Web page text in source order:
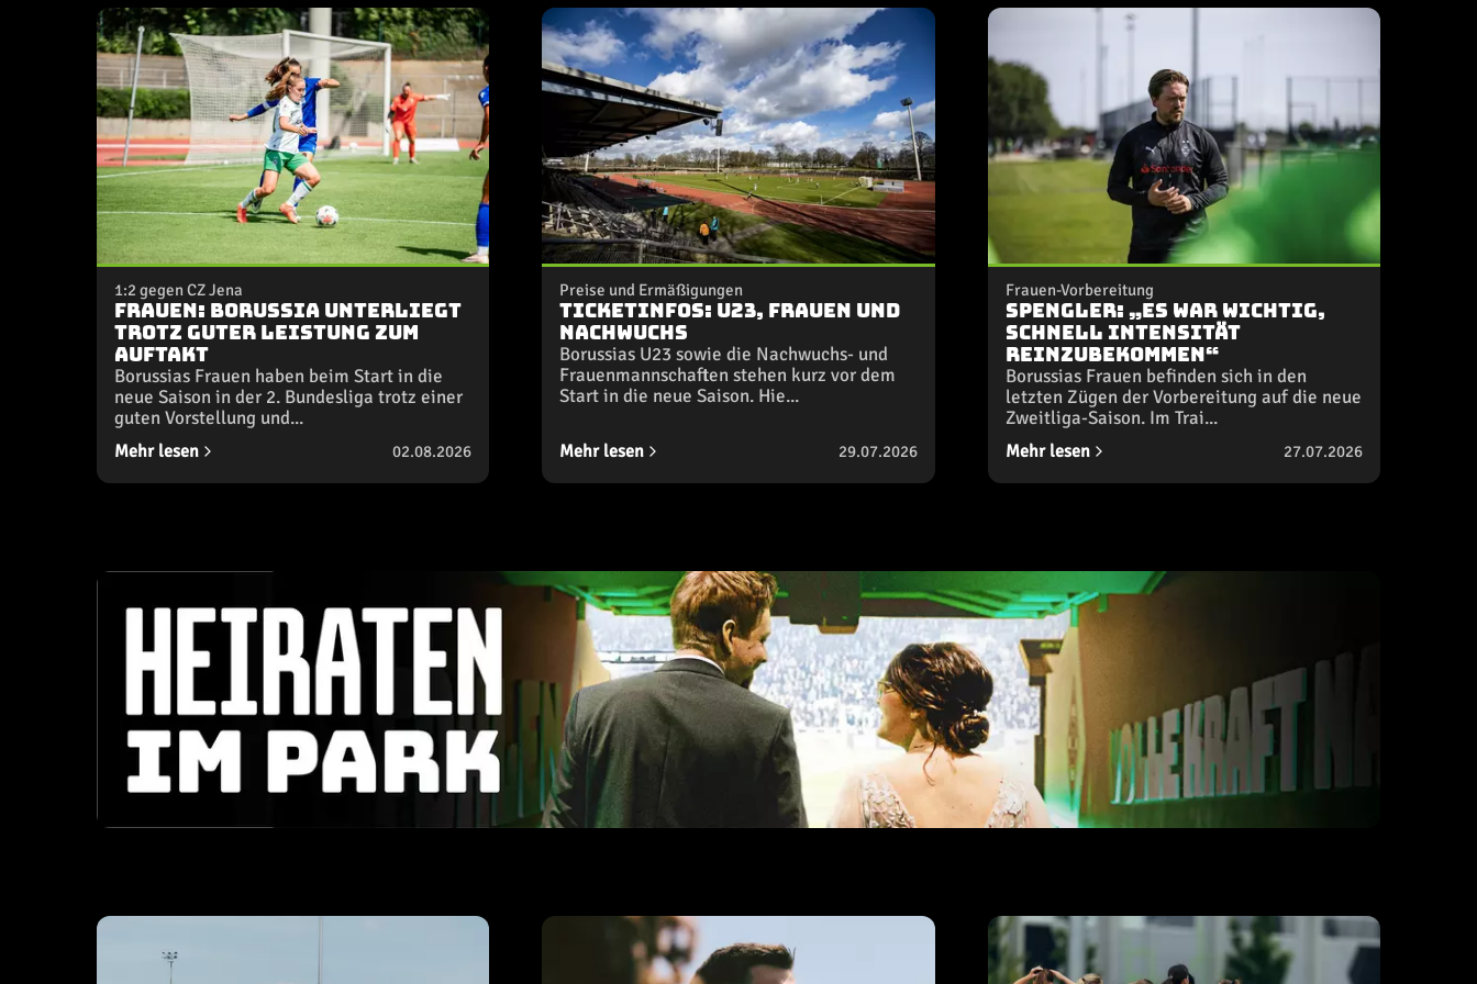
1:2 gegen CZ Jena
Frauen: Borussia unterliegt
trotz guter Leistung zum
Auftakt
Borussias Frauen haben beim Start in die
neue Saison in der 2. Bundesliga trotz einer
guten Vorstellung und...
Mehr lesen 02.08.2026
Preise und Ermäßigungen
Ticketinfos: U23, Frauen und
Nachwuchs
Borussias U23 sowie die Nachwuchs- und
Frauenmannschaften stehen kurz vor dem
Start in die neue Saison. Hie...
Mehr lesen 29.07.2026
Frauen-Vorbereitung
Spengler: „Es war wichtig,
schnell Intensität
reinzubekommen“
Borussias Frauen befinden sich in den
letzten Zügen der Vorbereitung auf die neue
Zweitliga-Saison. Im Trai...
Mehr lesen 27.07.2026